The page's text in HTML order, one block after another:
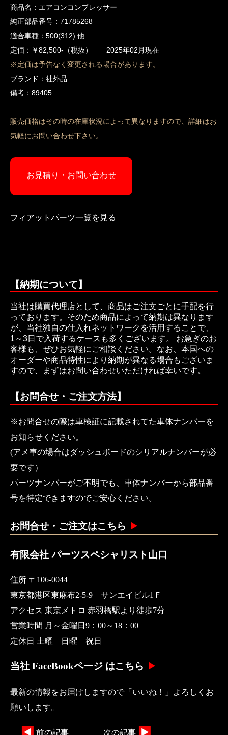
商品名：エアコンコンプレッサー
純正部品番号：71785268
適合車種：500(312) 他
定価：￥82,500-（税抜） 2025年02月現在
※定価は予告なく変更される場合があります。
ブランド：社外品
備考：89405
販売価格はその時の在庫状況によって異なりますので、詳細はお
気軽にお問い合わせ下さい。
お見積り・お問い合わせ
フィアットパーツ一覧を見る
【納期について】
当社は購買代理店として、商品はご注文ごとに手配を行
っております。そのため商品によって納期は異なります
が、当社独自の仕入れネットワークを活用することで、
1～3日で入荷するケースも多くございます。 お急ぎのお
客様も、ぜひお気軽にご相談ください。なお、本国への
オーダーや商品特性により納期が異なる場合もございま
すので、まずはお問い合わせいただければ幸いです。
【お問合せ・ご注文方法】
※お問合せの際は車検証に記載されてた車体ナンバーを
お知らせください。
(アメ車の場合はダッシュボードのシリアルナンバーが必
要です）
パーツナンバーがご不明でも、車体ナンバーから部品番
号を特定できますのでご安心ください。
お問合せ・ご注文はこちら
有限会社 パーツスペシャリスト山口
住所 〒106-0044
東京都港区東麻布2-5-9 サンエイビル1Ｆ
アクセス 東京メトロ 赤羽橋駅より徒歩7分
営業時間 月～金曜日9：00～18：00
定休日 土曜 日曜 祝日
当社 FaceBookページ はこちら
最新の情報をお届けしますので「いいね！」よろしくお
願いします。
前の記事 次の記事